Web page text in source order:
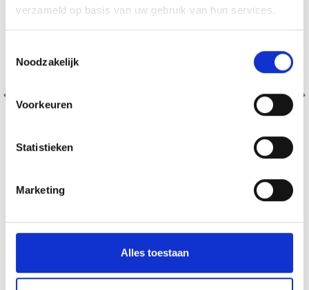
verzameld op basis van uw gebruik van hun services.
Noodzakelijk
Voorkeuren
Statistieken
Marketing
Alles toestaan
DROPS PRO CIRCUS CROCHETS ALUMINIUM 13 CM
EUR 2.55
Voir toutes les options